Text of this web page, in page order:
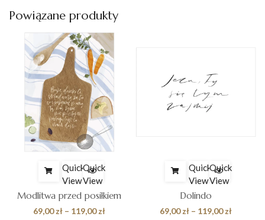
do
69,00 zł
Powiązane produkty
Quick
View
Quick
View
Modlitwa przed posiłkiem
69,00zł – 119,00złZakres
Quick
View
Quick
View
Dolindo
69,00zł – 119,00złZakres